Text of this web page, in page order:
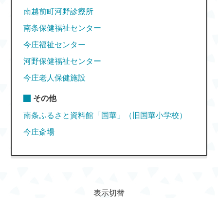
南越前町河野診療所
南条保健福祉センター
今庄福祉センター
河野保健福祉センター
今庄老人保健施設
その他
南条ふるさと資料館「国華」（旧国華小学校）
今庄斎場
表示切替